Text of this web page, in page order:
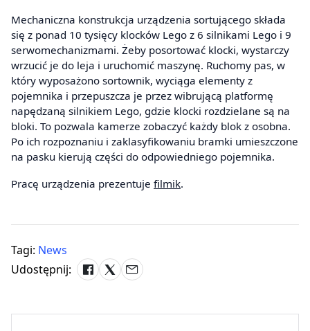
Mechaniczna konstrukcja urządzenia sortującego składa
się z ponad 10 tysięcy klocków Lego z 6 silnikami Lego i 9
serwomechanizmami. Żeby posortować klocki, wystarczy
wrzucić je do leja i uruchomić maszynę. Ruchomy pas, w
który wyposażono sortownik, wyciąga elementy z
pojemnika i przepuszcza je przez wibrującą platformę
napędzaną silnikiem Lego, gdzie klocki rozdzielane są na
bloki. To pozwala kamerze zobaczyć każdy blok z osobna.
Po ich rozpoznaniu i zaklasyfikowaniu bramki umieszczone
na pasku kierują części do odpowiedniego pojemnika.
Pracę urządzenia prezentuje filmik.
Tagi: News
Udostępnij: